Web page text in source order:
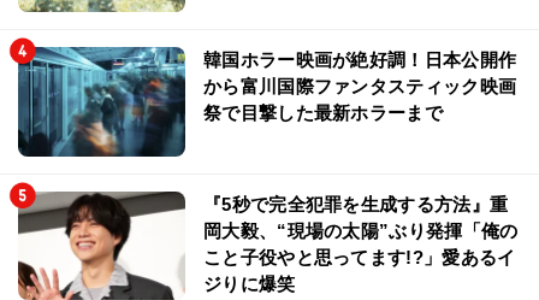
韓国ホラー映画が絶好調！日本公開作
から富川国際ファンタスティック映画
祭で目撃した最新ホラーまで
『5秒で完全犯罪を生成する方法』重
岡大毅、“現場の太陽”ぶり発揮「俺の
こと子役やと思ってます!?」愛あるイ
ジりに爆笑